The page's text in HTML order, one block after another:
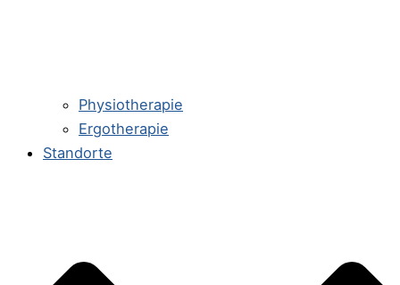
Physiotherapie
Ergotherapie
Standorte